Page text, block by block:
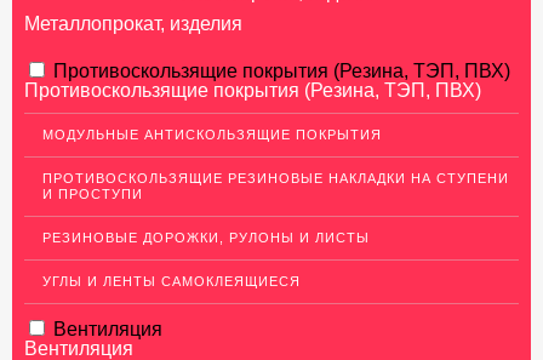
Металлопрокат, изделия
АЛЮМИНИЕВЫЙ ПРОКАТ
НЕРЖАВЕЮЩАЯ СТАЛЬ
МЕДНЫЙ ПРОКАТ
ЛАТУННЫЙ ПРОКАТ
ДЕКОР НЕРЖАВЕЙКА
ОГРАЖДЕНИЯ ДЛЯ ЛЕСТНИЦ
ЭЛЕКТРОДЫ
Противоскользящие покрытия (Резина, ТЭП, ПВХ)
Противоскользящие покрытия (Резина, ТЭП, ПВХ)
МОДУЛЬНЫЕ АНТИСКОЛЬЗЯЩИЕ ПОКРЫТИЯ
ПРОТИВОСКОЛЬЗЯЩИЕ РЕЗИНОВЫЕ НАКЛАДКИ НА СТУПЕНИ
И ПРОСТУПИ
РЕЗИНОВЫЕ ДОРОЖКИ, РУЛОНЫ И ЛИСТЫ
УГЛЫ И ЛЕНТЫ САМОКЛЕЯЩИЕСЯ
Вентиляция
Вентиляция